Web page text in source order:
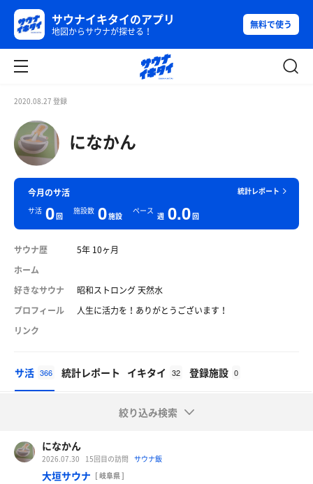
サウナイキタイのアプリ
地図からサウナが探せる！
無料で使う
2020.08.27 登録
になかん
統計レポート
今月のサ活
サ活 0回
施設数 0施設
ペース
週 0.0回
サウナ歴
5年 10ヶ月
ホーム
好きなサウナ
昭和ストロング 天然水
プロフィール
人生に活力を！ありがとうございます！
リンク
サ活 366 統計レポート イキタイ 32 登録施設 0
絞り込み検索
になかん
2026.07.30 15回目の訪問 サウナ飯
大垣サウナ [ 岐阜県 ]